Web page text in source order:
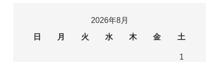
2026年8月
日
月 火 水 木 金 土
1